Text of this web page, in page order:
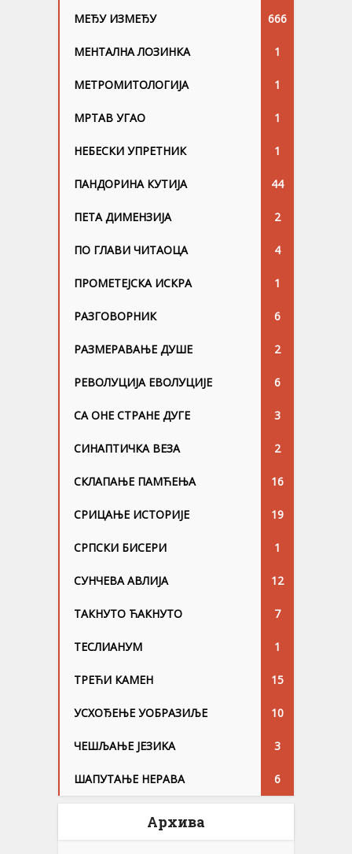
МЕЂУ ИЗМЕЂУ 666
МЕНТАЛНА ЛОЗИНКА 1
МЕТРОМИТОЛОГИЈА 1
МРТАВ УГАО 1
НЕБЕСКИ УПРЕТНИК 1
ПАНДОРИНА КУТИЈА 44
ПЕТА ДИМЕНЗИЈА 2
ПО ГЛАВИ ЧИТАОЦА 4
ПРОМЕТЕЈСКА ИСКРА 1
РАЗГОВОРНИК 6
РАЗМЕРАВАЊЕ ДУШЕ 2
РЕВОЛУЦИЈА ЕВОЛУЦИЈЕ 6
СА ОНЕ СТРАНЕ ДУГЕ 3
СИНАПТИЧКА ВЕЗА 2
СКЛАПАЊЕ ПАМЋЕЊА 16
СРИЦАЊЕ ИСТОРИЈЕ 19
СРПСКИ БИСЕРИ 1
СУНЧЕВА АВЛИЈА 12
ТАКНУТО ЋАКНУТО 7
ТЕСЛИАНУМ 1
ТРЕЋИ КАМЕН 15
УСХОЂЕЊЕ УОБРАЗИЉЕ 10
ЧЕШЉАЊЕ ЈЕЗИKА 3
ШАПУТАЊЕ НЕРАВА 6
Архива